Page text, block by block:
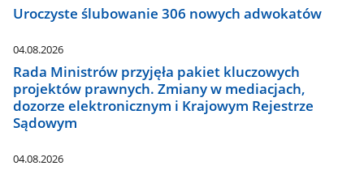
Uroczyste ślubowanie 306 nowych adwokatów
04.08.2026
Rada Ministrów przyjęła pakiet kluczowych
projektów prawnych. Zmiany w mediacjach,
dozorze elektronicznym i Krajowym Rejestrze
Sądowym
04.08.2026